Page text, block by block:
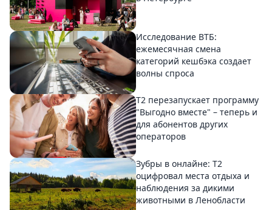
Исследование ВТБ:
ежемесячная смена
категорий кешбэка создает
волны спроса
Т2 перезапускает программу
"Выгодно вместе" – теперь и
для абонентов других
операторов
Зубры в онлайне: Т2
оцифровал места отдыха и
наблюдения за дикими
животными в Ленобласти